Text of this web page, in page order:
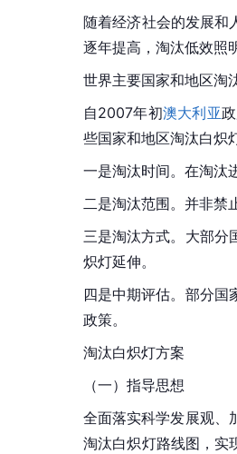
随着经济社会的发展和
逐年提高，淘汰低效照
世界主要国家和地区淘
自2007年初澳大利亚
些国家和地区淘汰白炽
一是淘汰时间。在淘汰
二是淘汰范围。并非禁
三是淘汰方式。大部分
炽灯延伸。
四是中期评估。部分国
政策。
淘汰白炽灯方案
（一）指导思想
全面落实科学发展观、
淘汰白炽灯路线图，实